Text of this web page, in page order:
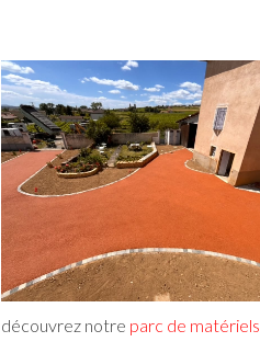
découvrez notre parc de matériels